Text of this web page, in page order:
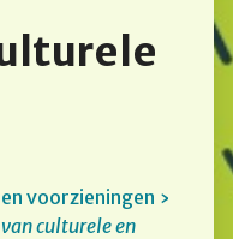
voorzieningen
culturele en